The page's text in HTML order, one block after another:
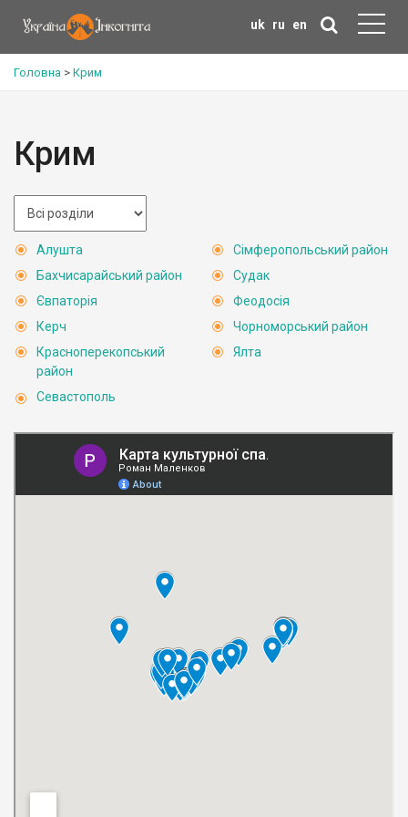
uk ru en
Головна > Крим
Крим
Алушта
Бахчисарайський район
Євпаторія
Керч
Красноперекопський
район
Севастополь
Сімферопольський район
Судак
Феодосія
Чорноморський район
Ялта